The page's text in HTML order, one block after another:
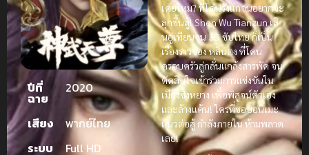
ปีที่
ฉาย
2020
เสียง
พากย์ไทย
ระบบ
Full HD
เคยไหม? ที่โดนรังแกจนอยากจะ
ลุกขึ้นสู้! Shen Wu Tianzun เสิ
นอู่เทียนจุน 3D ซับไทย ก็เป็น
เรื่องราวของ หลินตง ที่โดน
ครอบครัวลู่กลั่นแกล้งสารพัด จน
ตัดสินใจเข้าร่วมการแข่งขันใน
เมืองชิงหยาง เพื่อพิสูจน์ตัวเอง
และล้างแค้น! ใครที่ชอบอนิเมะ
แนวต่อสู้ กำลังภายใน ห้ามพลาด
เลย!